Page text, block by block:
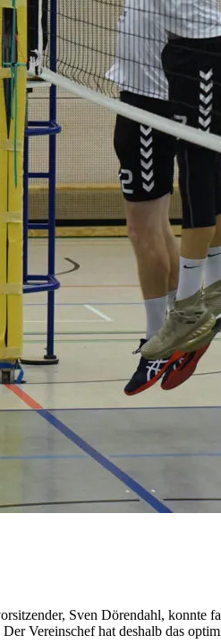
Sven Dörendahl, konnte
Vereinschef hat deshalb das